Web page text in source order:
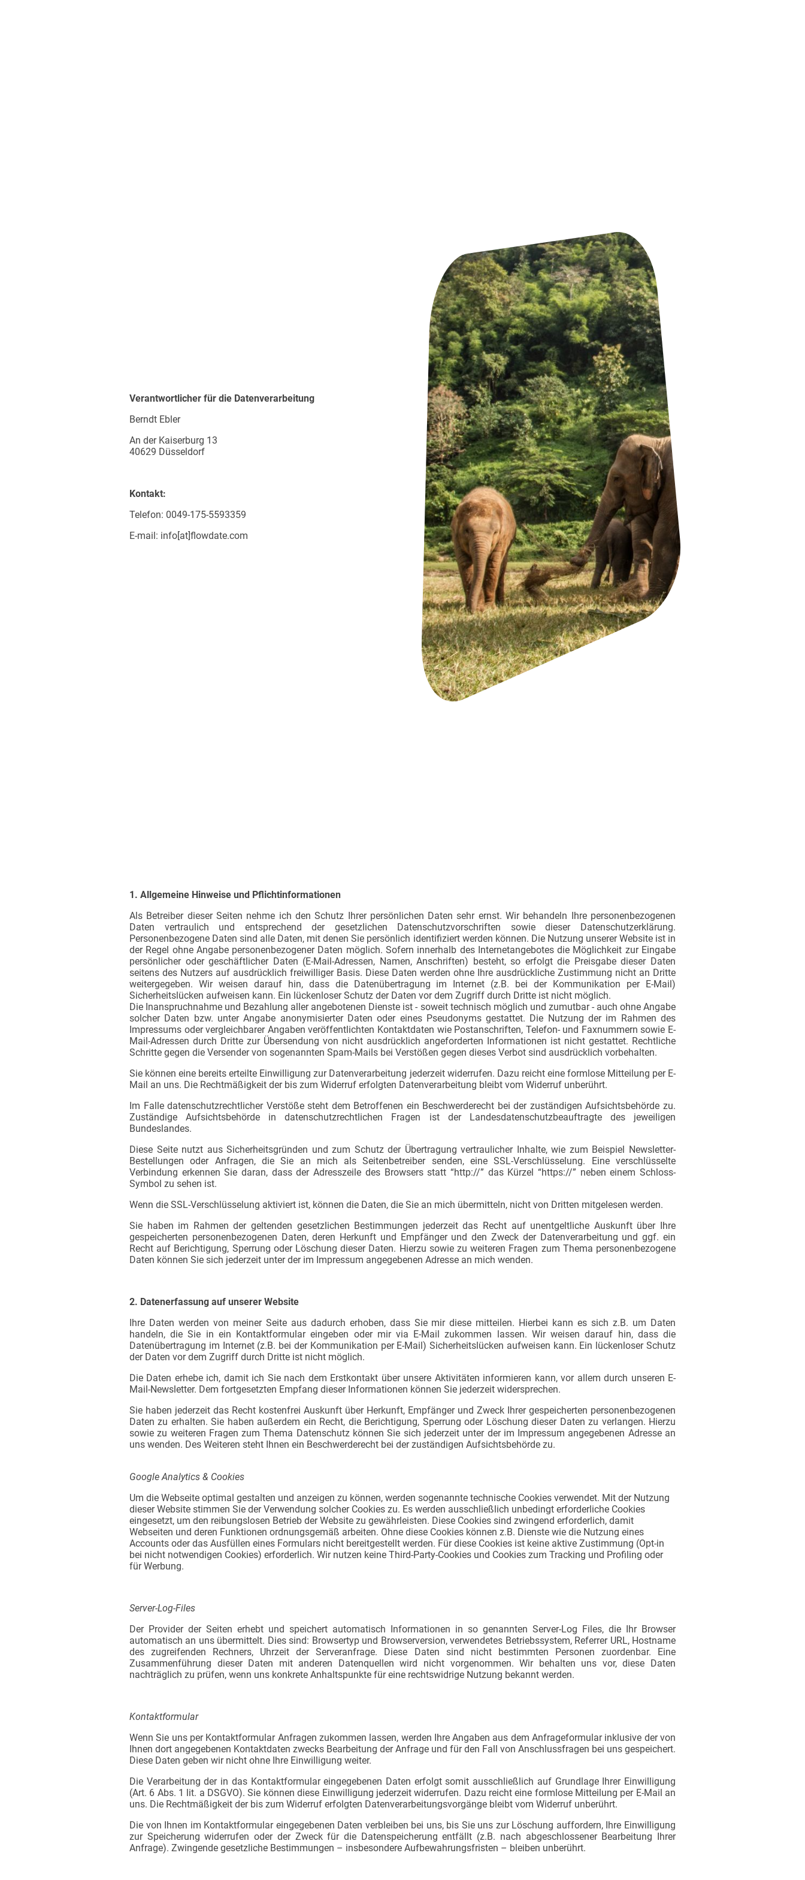
Verantwortlicher für die Datenverarbeitung
Berndt Ebler
An der Kaiserburg 13
40629 Düsseldorf
Kontakt:
Telefon: 0049-175-5593359
E-mail: info[at]flowdate.com
1. Allgemeine Hinweise und Pflichtinformationen
Als Betreiber dieser Seiten nehme ich den Schutz Ihrer persönlichen Daten sehr ernst. Wir behandeln Ihre personenbezogenen
Daten vertraulich und entsprechend der gesetzlichen Datenschutzvorschriften sowie dieser Datenschutzerklärung.
Personenbezogene Daten sind alle Daten, mit denen Sie persönlich identifiziert werden können. Die Nutzung unserer Website ist in
der Regel ohne Angabe personenbezogener Daten möglich. Sofern innerhalb des Internetangebotes die Möglichkeit zur Eingabe
persönlicher oder geschäftlicher Daten (E-Mail-Adressen, Namen, Anschriften) besteht, so erfolgt die Preisgabe dieser Daten
seitens des Nutzers auf ausdrücklich freiwilliger Basis. Diese Daten werden ohne Ihre ausdrückliche Zustimmung nicht an Dritte
weitergegeben. Wir weisen darauf hin, dass die Datenübertragung im Internet (z.B. bei der Kommunikation per E-Mail)
Sicherheitslücken aufweisen kann. Ein lückenloser Schutz der Daten vor dem Zugriff durch Dritte ist nicht möglich.
Die Inanspruchnahme und Bezahlung aller angebotenen Dienste ist - soweit technisch möglich und zumutbar - auch ohne Angabe
solcher Daten bzw. unter Angabe anonymisierter Daten oder eines Pseudonyms gestattet. Die Nutzung der im Rahmen des
Impressums oder vergleichbarer Angaben veröffentlichten Kontaktdaten wie Postanschriften, Telefon- und Faxnummern sowie E-
Mail-Adressen durch Dritte zur Übersendung von nicht ausdrücklich angeforderten Informationen ist nicht gestattet. Rechtliche
Schritte gegen die Versender von sogenannten Spam-Mails bei Verstößen gegen dieses Verbot sind ausdrücklich vorbehalten.
Sie können eine bereits erteilte Einwilligung zur Datenverarbeitung jederzeit widerrufen. Dazu reicht eine formlose Mitteilung per E-
Mail an uns. Die Rechtmäßigkeit der bis zum Widerruf erfolgten Datenverarbeitung bleibt vom Widerruf unberührt.
Im Falle datenschutzrechtlicher Verstöße steht dem Betroffenen ein Beschwerderecht bei der zuständigen Aufsichtsbehörde zu.
Zuständige Aufsichtsbehörde in datenschutzrechtlichen Fragen ist der Landesdatenschutzbeauftragte des jeweiligen
Bundeslandes.
Diese Seite nutzt aus Sicherheitsgründen und zum Schutz der Übertragung vertraulicher Inhalte, wie zum Beispiel Newsletter-
Bestellungen oder Anfragen, die Sie an mich als Seitenbetreiber senden, eine SSL-Verschlüsselung. Eine verschlüsselte
Verbindung erkennen Sie daran, dass der Adresszeile des Browsers statt “http://” das Kürzel “https://” neben einem Schloss-
Symbol zu sehen ist.
Wenn die SSL-Verschlüsselung aktiviert ist, können die Daten, die Sie an mich übermitteln, nicht von Dritten mitgelesen werden.
Sie haben im Rahmen der geltenden gesetzlichen Bestimmungen jederzeit das Recht auf unentgeltliche Auskunft über Ihre
gespeicherten personenbezogenen Daten, deren Herkunft und Empfänger und den Zweck der Datenverarbeitung und ggf. ein
Recht auf Berichtigung, Sperrung oder Löschung dieser Daten. Hierzu sowie zu weiteren Fragen zum Thema personenbezogene
Daten können Sie sich jederzeit unter der im Impressum angegebenen Adresse an mich wenden.
2. Datenerfassung auf unserer Website
Ihre Daten werden von meiner Seite aus dadurch erhoben, dass Sie mir diese mitteilen. Hierbei kann es sich z.B. um Daten
handeln, die Sie in ein Kontaktformular eingeben oder mir via E-Mail zukommen lassen. Wir weisen darauf hin, dass die
Datenübertragung im Internet (z.B. bei der Kommunikation per E-Mail) Sicherheitslücken aufweisen kann. Ein lückenloser Schutz
der Daten vor dem Zugriff durch Dritte ist nicht möglich.
Die Daten erhebe ich, damit ich Sie nach dem Erstkontakt über unsere Aktivitäten informieren kann, vor allem durch unseren E-
Mail-Newsletter. Dem fortgesetzten Empfang dieser Informationen können Sie jederzeit widersprechen.
Sie haben jederzeit das Recht kostenfrei Auskunft über Herkunft, Empfänger und Zweck Ihrer gespeicherten personenbezogenen
Daten zu erhalten. Sie haben außerdem ein Recht, die Berichtigung, Sperrung oder Löschung dieser Daten zu verlangen. Hierzu
sowie zu weiteren Fragen zum Thema Datenschutz können Sie sich jederzeit unter der im Impressum angegebenen Adresse an
uns wenden. Des Weiteren steht Ihnen ein Beschwerderecht bei der zuständigen Aufsichtsbehörde zu.
Google Analytics & Cookies
Um die Webseite optimal gestalten und anzeigen zu können, werden sogenannte technische Cookies verwendet. Mit der Nutzung
dieser Website stimmen Sie der Verwendung solcher Cookies zu. Es werden ausschließlich unbedingt erforderliche Cookies
eingesetzt, um den reibungslosen Betrieb der Website zu gewährleisten. Diese Cookies sind zwingend erforderlich, damit
Webseiten und deren Funktionen ordnungsgemäß arbeiten. Ohne diese Cookies können z.B. Dienste wie die Nutzung eines
Accounts oder das Ausfüllen eines Formulars nicht bereitgestellt werden. Für diese Cookies ist keine aktive Zustimmung (Opt-in
bei nicht notwendigen Cookies) erforderlich. Wir nutzen keine Third-Party-Cookies und Cookies zum Tracking und Profiling oder
für Werbung.
Server-Log-Files
Der Provider der Seiten erhebt und speichert automatisch Informationen in so genannten Server-Log Files, die Ihr Browser
automatisch an uns übermittelt. Dies sind: Browsertyp und Browserversion, verwendetes Betriebssystem, Referrer URL, Hostname
des zugreifenden Rechners, Uhrzeit der Serveranfrage. Diese Daten sind nicht bestimmten Personen zuordenbar. Eine
Zusammenführung dieser Daten mit anderen Datenquellen wird nicht vorgenommen. Wir behalten uns vor, diese Daten
nachträglich zu prüfen, wenn uns konkrete Anhaltspunkte für eine rechtswidrige Nutzung bekannt werden.
Kontaktformular
Wenn Sie uns per Kontaktformular Anfragen zukommen lassen, werden Ihre Angaben aus dem Anfrageformular inklusive der von
Ihnen dort angegebenen Kontaktdaten zwecks Bearbeitung der Anfrage und für den Fall von Anschlussfragen bei uns gespeichert.
Diese Daten geben wir nicht ohne Ihre Einwilligung weiter.
Die Verarbeitung der in das Kontaktformular eingegebenen Daten erfolgt somit ausschließlich auf Grundlage Ihrer Einwilligung
(Art. 6 Abs. 1 lit. a DSGVO). Sie können diese Einwilligung jederzeit widerrufen. Dazu reicht eine formlose Mitteilung per E-Mail an
uns. Die Rechtmäßigkeit der bis zum Widerruf erfolgten Datenverarbeitungsvorgänge bleibt vom Widerruf unberührt.
Die von Ihnen im Kontaktformular eingegebenen Daten verbleiben bei uns, bis Sie uns zur Löschung auffordern, Ihre Einwilligung
zur Speicherung widerrufen oder der Zweck für die Datenspeicherung entfällt (z.B. nach abgeschlossener Bearbeitung Ihrer
Anfrage). Zwingende gesetzliche Bestimmungen – insbesondere Aufbewahrungsfristen – bleiben unberührt.